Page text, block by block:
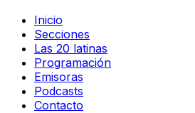
Inicio
Secciones
Las 20 latinas
Programación
Emisoras
Podcasts
Contacto